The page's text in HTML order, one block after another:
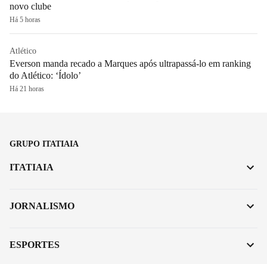
novo clube
Há 5 horas
Atlético
Everson manda recado a Marques após ultrapassá-lo em ranking
do Atlético: ‘Ídolo’
Há 21 horas
GRUPO ITATIAIA
ITATIAIA
JORNALISMO
ESPORTES